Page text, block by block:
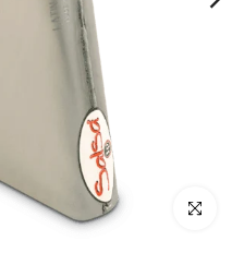
Click para